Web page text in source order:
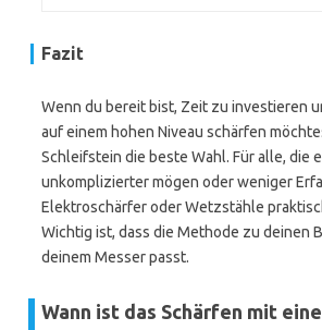
Fazit
Wenn du bereit bist, Zeit zu investieren
auf einem hohen Niveau schärfen
Schleifstein die beste Wahl. Für alle, die
unkomplizierter mögen oder weniger
Elektroschärfer oder Wetzstähle
Wichtig ist, dass die Methode zu deinen
deinem Messer passt.
Wann ist das Schärfen mit